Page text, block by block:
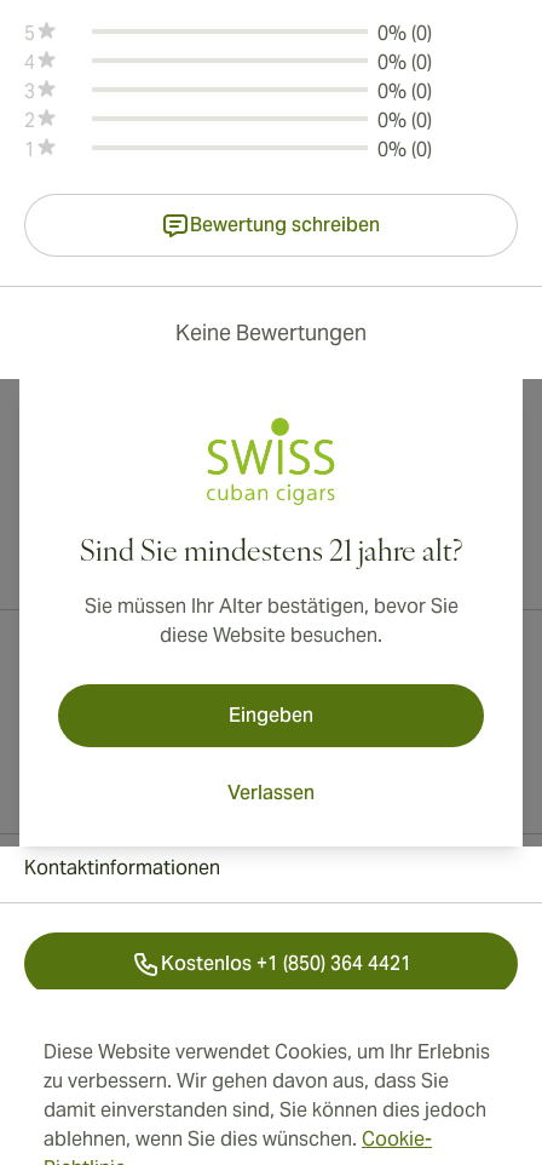
Diese Website verwendet Cookies, um Ihr Erlebnis
zu verbessern. Wir gehen davon aus, dass Sie
damit einverstanden sind, Sie können dies jedoch
ablehnen, wenn Sie dies wünschen. Cookie-
5
0% (0)
4
0% (0)
3
0% (0)
2
0% (0)
1
0% (0)
Bewertung schreiben
Keine Bewertungen
Sind Sie mindestens 21 jahre alt?
Sie müssen Ihr Alter bestätigen, bevor Sie
diese Website besuchen.
Eingeben
Verlassen
Internationaler Versand nach Kanada, Vereinigtes Königreich und
Kontaktinformationen
Kostenlos +1 (850) 364 4421
info@swisscubancigars.com